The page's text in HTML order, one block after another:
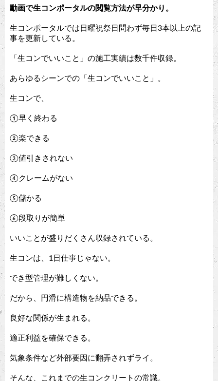
動画で生コンポータルの閲覧方法が早分かり。
生コンポータルでは日曜祝祭日問わず毎日3本以上の記
事を更新している。
「生コンでいいこと」の施工実績は数千件収録。
あらゆるシーンでの「生コンでいいこと」。
生コンで、
①早く終わる
②楽できる
③値引きされない
④クレームがない
⑤儲かる
⑥段取りが簡単
いいことが盛りだくさん収録されている。
生コンは、1日仕事じゃない。
でき型管理が難しくない。
だから、円滑に構造物を納品できる。
良好な関係が生まれる。
適正利益を確保できる。
気象条件など外部要因に翻弄されずライ。
そんな、これまでの生コンクリートの常識。